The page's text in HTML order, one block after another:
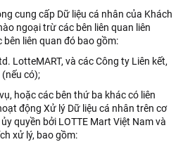
cung cấp Dữ liệu cá nhân của Khách
ngoại trừ các bên liên quan liên
bên liên quan đó bao gồm:
LotteMART, và các Công ty Liên kết,
có);
hoặc các bên thứ ba khác có liên
động Xử lý Dữ liệu cá nhân trên cơ
quyền bởi LOTTE Mart Việt Nam và
xử lý, bao gồm: